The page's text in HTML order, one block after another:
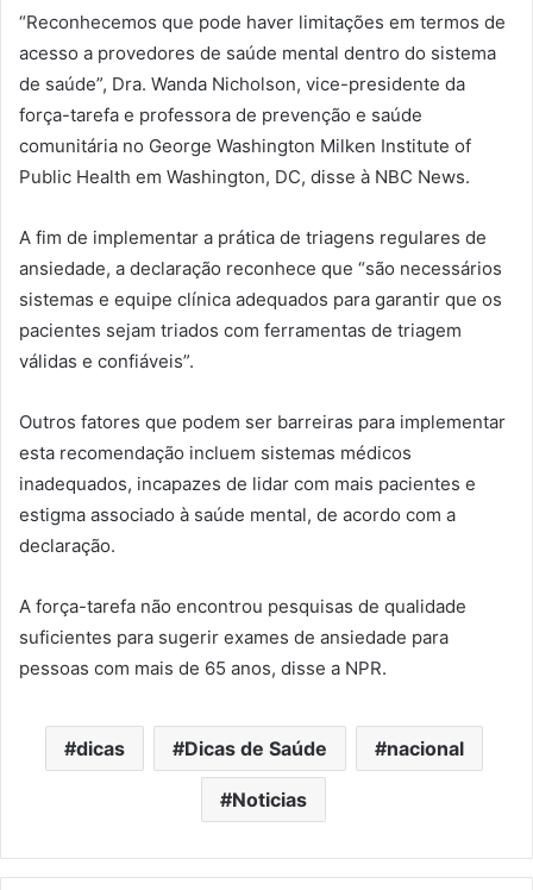
“Reconhecemos que pode haver limitações em termos de
acesso a provedores de saúde mental dentro do sistema
de saúde”, Dra. Wanda Nicholson, vice-presidente da
força-tarefa e professora de prevenção e saúde
comunitária no George Washington Milken Institute of
Public Health em Washington, DC, disse à NBC News.
A fim de implementar a prática de triagens regulares de
ansiedade, a declaração reconhece que “são necessários
sistemas e equipe clínica adequados para garantir que os
pacientes sejam triados com ferramentas de triagem
válidas e confiáveis”.
Outros fatores que podem ser barreiras para implementar
esta recomendação incluem sistemas médicos
inadequados, incapazes de lidar com mais pacientes e
estigma associado à saúde mental, de acordo com a
declaração.
A força-tarefa não encontrou pesquisas de qualidade
suficientes para sugerir exames de ansiedade para
pessoas com mais de 65 anos, disse a NPR.
dicas Dicas de Saúde nacional
Noticias